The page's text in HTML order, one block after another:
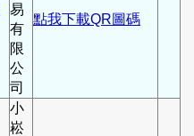
易
有
限
公
司
點我下載QR圖碼
小
崧